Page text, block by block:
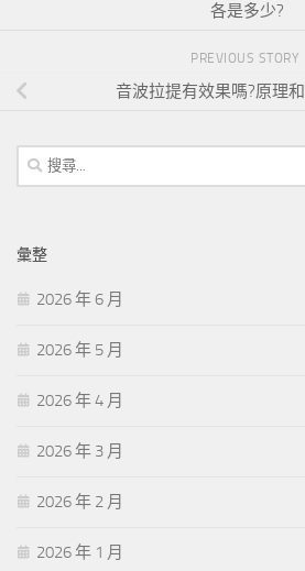
各是多少?
PREVIOUS STORY
音波拉提有效果嗎?原理
搜
尋
字:
彙整
2026 年 6 月
2026 年 5 月
2026 年 4 月
2026 年 3 月
2026 年 2 月
2026 年 1 月